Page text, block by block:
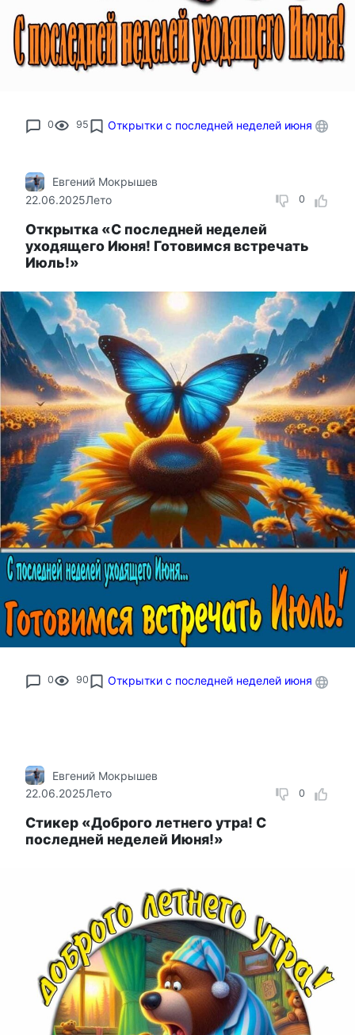
0 95 Открытки с последней неделей июня
0
Евгений Мокрышев
22.06.2025Лето
Открытка «С последней неделей
уходящего Июня! Готовимся встречать
Июль!»
0 90 Открытки с последней неделей июня
0
Евгений Мокрышев
22.06.2025Лето
Стикер «Доброго летнего утра! С
последней неделей Июня!»